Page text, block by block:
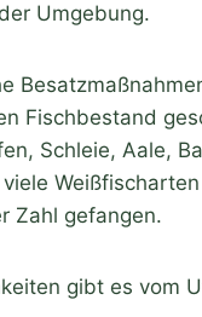
Umgebung.
Fischbestand
Schleie, Aale,
Zahl gefangen.
gibt es vom